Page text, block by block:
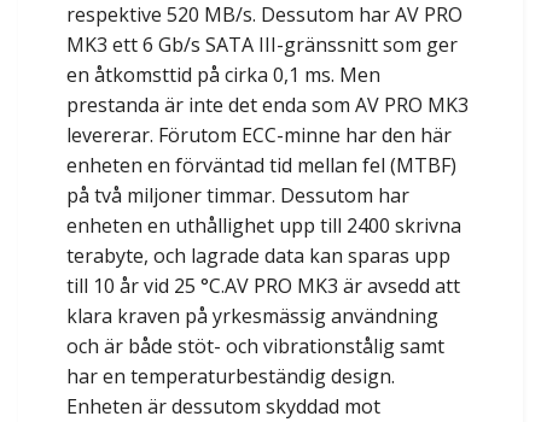
respektive 520 MB/s. Dessutom har AV PRO
MK3 ett 6 Gb/s SATA III-gränssnitt som ger
en åtkomsttid på cirka 0,1 ms. Men
prestanda är inte det enda som AV PRO MK3
levererar. Förutom ECC-minne har den här
enheten en förväntad tid mellan fel (MTBF)
på två miljoner timmar. Dessutom har
enheten en uthållighet upp till 2400 skrivna
terabyte, och lagrade data kan sparas upp
till 10 år vid 25 °C.AV PRO MK3 är avsedd att
klara kraven på yrkesmässig användning
och är både stöt- och vibrationstålig samt
har en temperaturbeständig design.
Enheten är dessutom skyddad mot